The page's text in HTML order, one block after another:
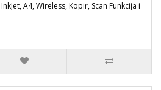
A4, Wireless, Kopir, Scan Funkcija i